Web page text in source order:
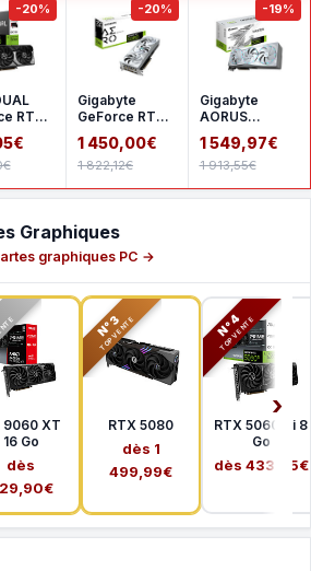
-20%
RTX
OC
-20%
Gigabyte
GeForce RTX
5080 AERO OC
SFF 16G
1 450,00€
1 822,12€
-19%
Gigabyte
AORUS
GeForce RTX
5080 MASTER
ICE 16G
1 549,97€
1 913,55€
Graphiques
graphiques PC →
9060 XT
16 Go
dès
N°3
TOP VENTE
RTX 5080
dès 1
499,99€
N°4
TOP VENTE
RTX 5060 Ti 8
Go
dès 433,65€